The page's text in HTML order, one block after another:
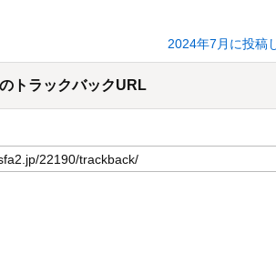
2024年7月に投稿
トラックバックURL